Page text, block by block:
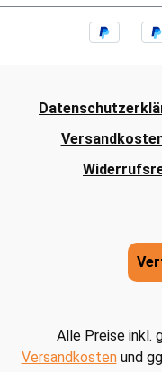
Alle Preise inkl.
Versandkostenund